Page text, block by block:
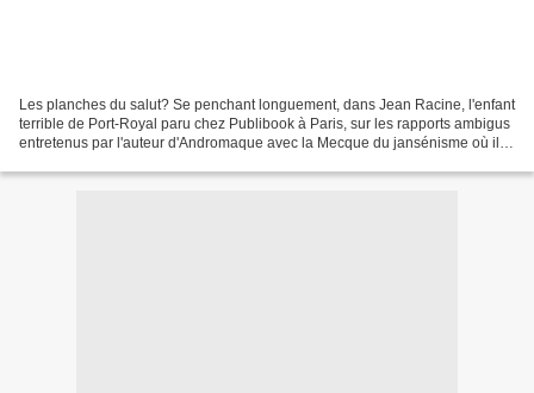
Les planches du salut? Se penchant longuement, dans Jean Racine, l'enfant
terrible de Port-Royal paru chez Publibook à Paris, sur les rapports ambigus
entretenus par l'auteur d'Andromaque avec la Mecque du jansénisme où il